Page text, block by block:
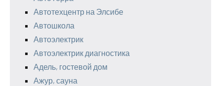
Автотехцентр на Элсибе
Автошкола
Автоэлектрик
Автоэлектрик диагностика
Адель, гостевой дом
Ажур, сауна